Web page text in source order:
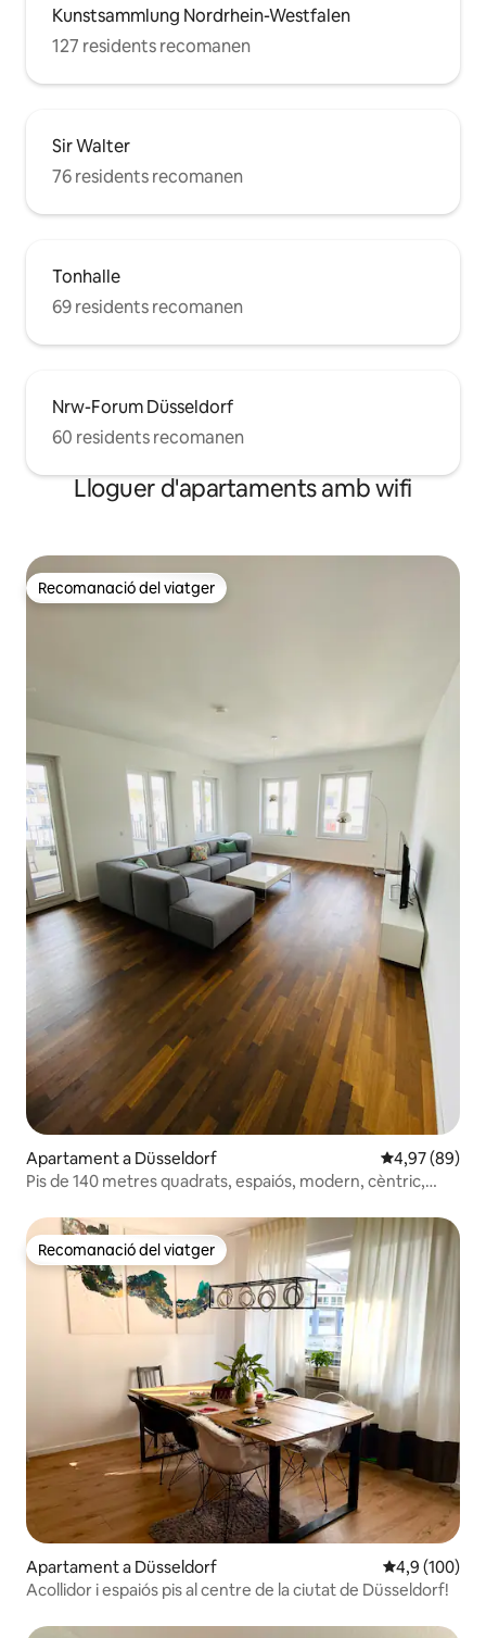
Kunstsammlung Nordrhein-Westfalen
127 residents recomanen
Sir Walter
76 residents recomanen
Tonhalle
69 residents recomanen
Nrw-Forum Düsseldorf
60 residents recomanen
Lloguer d'apartaments amb wifi
Recomanació del viatger
Recomanació del viatger
Apartament a Düsseldorf 4,97 de
4,97 (89)
Pis de 140 metres quadrats, espaiós, modern, cèntric,
Recomanació del viatger
Recomanació del viatger
Apartament a Düsseldorf 4,9 de
4,9 (100)
Acollidor i espaiós pis al centre de la ciutat de Düsseldorf!